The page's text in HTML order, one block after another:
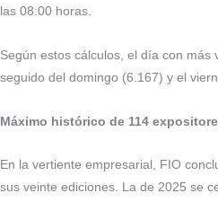
las 08:00 horas.
Según estos cálculos, el día con más
seguido del domingo (6.167) y el
Máximo histórico de 114
En la vertiente empresarial, FIO
sus veinte ediciones. La de 2025 se